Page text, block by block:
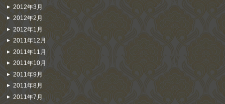
2012年3月
2012年2月
2012年1月
2011年12月
2011年11月
2011年10月
2011年9月
2011年8月
2011年7月